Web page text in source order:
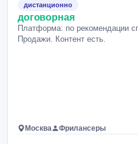
дистанционно
договорная
Платформа: по рекомендации
Продажи. Контент есть.
Москва Фрилансеры